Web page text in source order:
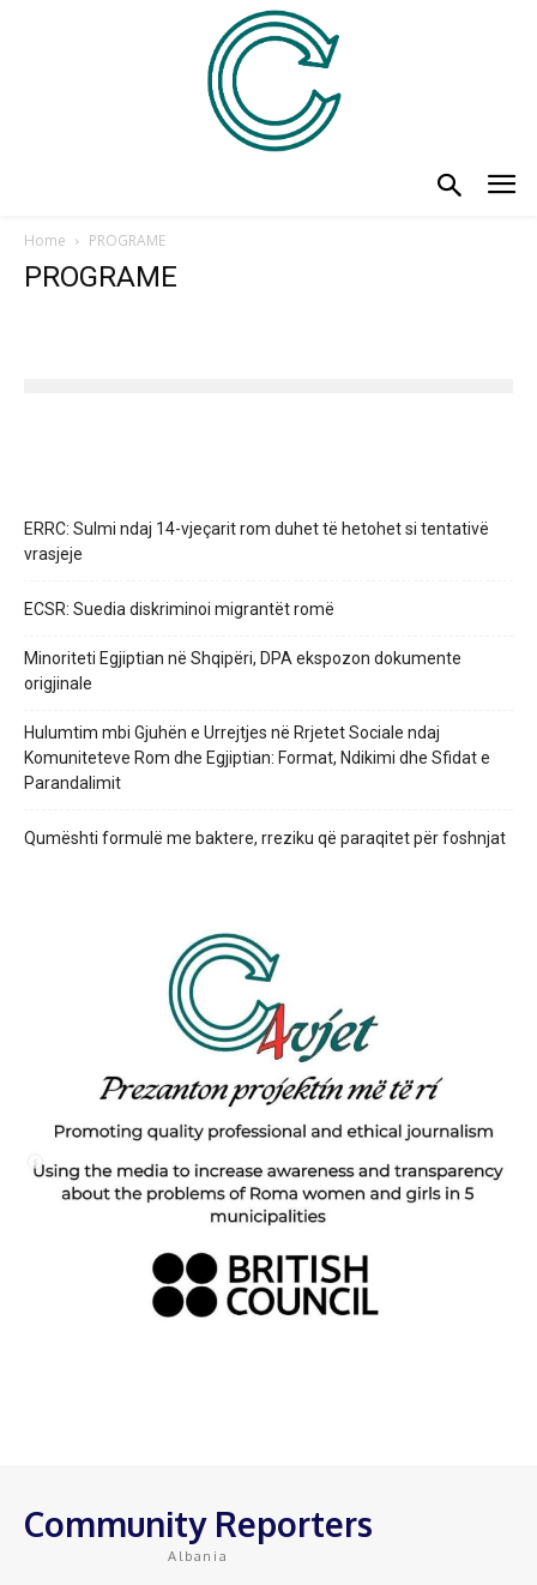
Home PROGRAME
PROGRAME
ERRC: Sulmi ndaj 14-vjeçarit rom duhet të hetohet si tentativë
vrasjeje
ECSR: Suedia diskriminoi migrantët romë
Minoriteti Egjiptian në Shqipëri, DPA ekspozon dokumente
origjinale
Hulumtim mbi Gjuhën e Urrejtjes në Rrjetet Sociale ndaj
Komuniteteve Rom dhe Egjiptian: Format, Ndikimi dhe Sfidat e
Parandalimit
Qumështi formulë me baktere, rreziku që paraqitet për foshnjat
Community Reporters
Albania